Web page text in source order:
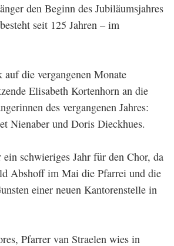
den Beginn des Jubiläumsjahres
seit 125 Jahren – im
die vergangenen Monate
Elisabeth Kortenhorn an die
des vergangenen Jahres:
Nienaber und Doris Dieckhues.
schwieriges Jahr für den Chor, da
Abshoff im Mai die Pfarrei und die
einer neuen Kantorenstelle in
Pfarrer van Straelen wies in